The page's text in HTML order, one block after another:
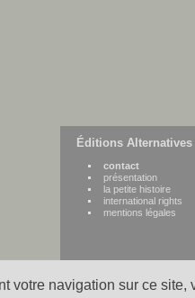
votre navigation sur ce
Éditions Alternatives
contact
présentation
la petite histoire
international rights
mentions légales